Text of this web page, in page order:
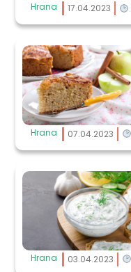
Hrana 17.04.2023
Hrana 07.04.2023
Hrana 03.04.2023